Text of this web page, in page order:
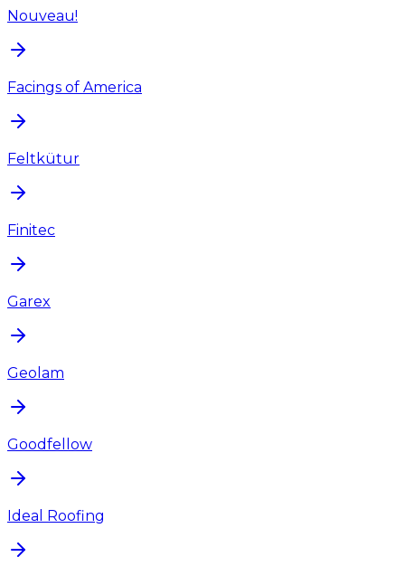
Nouveau!
Facings of America
Feltkütur
Finitec
Garex
Geolam
Goodfellow
Ideal Roofing